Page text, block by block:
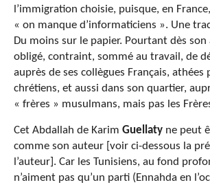
l’immigration choisie, puisque, en
« on manque d’informaticiens ». Une
Du moins sur le papier. Pourtant dès
obligé, contraint, sommé au travail, de
auprès de ses collègues Français, athées
chrétiens, et aussi dans son quartier,
« frères » musulmans, mais pas les
Cet Abdallah de Karim Guellaty ne peut
comme son auteur [voir ci-dessous la
l’auteur]. Car les Tunisiens, au fond
n’aiment pas qu’un parti (Ennahda en